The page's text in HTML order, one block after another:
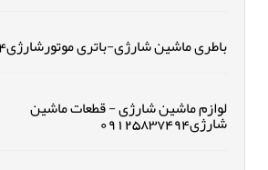
باطری ماشین شارژی-باتری موتورشارژی09125837494
لوازم ماشین شارژی - قطعات ماشین
شارژی09125837494